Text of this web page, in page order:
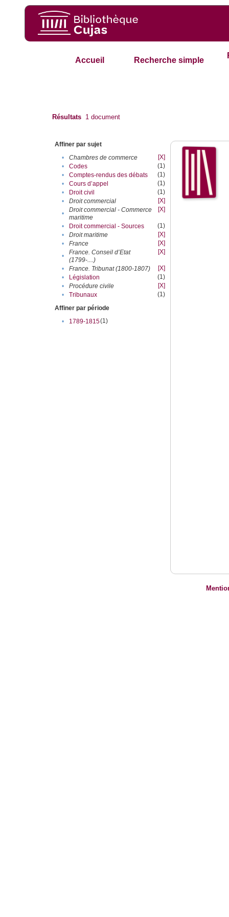
Accueil Recherche simple
Résultats 1 document
Affiner par sujet
•
Chambres de commerce
[X]
•
Codes
(1)
•
Comptes-rendus des débats
(1)
•
Cours d’appel
(1)
•
Droit civil
(1)
•
Droit commercial
[X]
•
Droit commercial - Commerce
maritime
[X]
• Droit commercial - Sources
(1)
•
Droit maritime
[X]
•
France
[X]
•
France. Conseil d’Etat
(1799-....)
[X]
• France. Tribunat (1800-1807)
[X]
•
Législation
(1)
•
Procédure civile
[X]
•
Tribunaux
(1)
Affiner par période
•
1789-1815(1)